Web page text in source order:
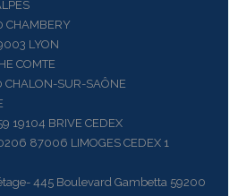
LYON
COMTE
SUR-SAÔNE
BRIVE CEDEX
87006 LIMOGES CEDEX 1
445 Boulevard Gambetta 59200